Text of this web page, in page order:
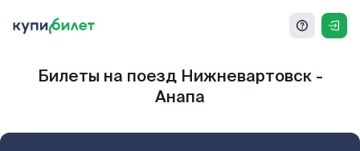
Билеты на поезд Нижневартовск -
Анапа